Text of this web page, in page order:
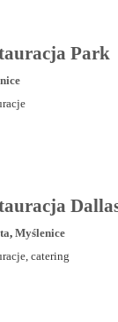
Park
, Myślenice
catering